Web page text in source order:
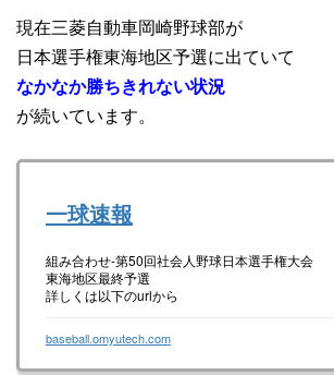
現在三菱自動車岡崎野球部が
日本選手権東海地区予選に出ていて
なかなか勝ちきれない状況
が続いています。
一球速報
組み合わせ-第50回社会人野球日本選手権大会
東海地区最終予選
詳しくは以下のurlから
baseball.omyutech.com